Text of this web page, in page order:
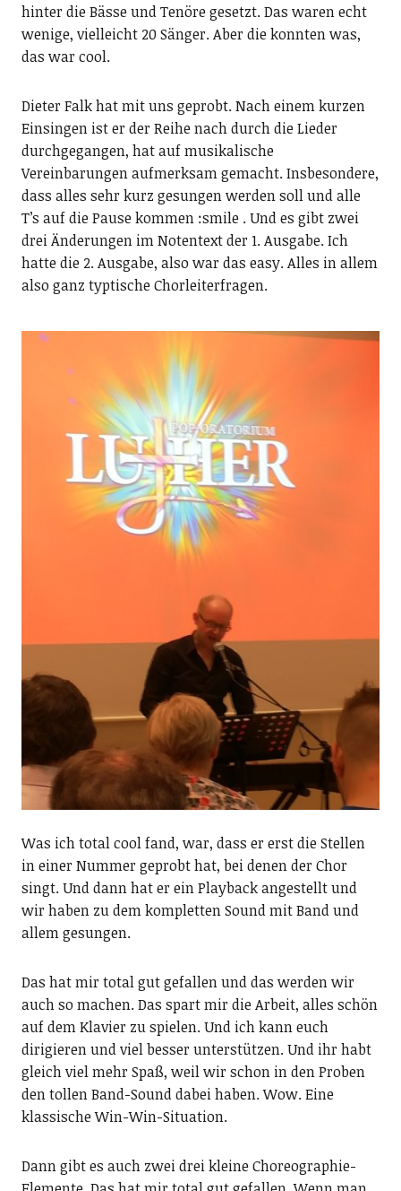
hinter die Bässe und Tenöre gesetzt. Das waren echt
wenige, vielleicht 20 Sänger. Aber die konnten was,
das war cool.
Dieter Falk hat mit uns geprobt. Nach einem kurzen
Einsingen ist er der Reihe nach durch die Lieder
durchgegangen, hat auf musikalische
Vereinbarungen aufmerksam gemacht. Insbesondere,
dass alles sehr kurz gesungen werden soll und alle
T’s auf die Pause kommen :smile . Und es gibt zwei
drei Änderungen im Notentext der 1. Ausgabe. Ich
hatte die 2. Ausgabe, also war das easy. Alles in allem
also ganz typtische Chorleiterfragen.
Was ich total cool fand, war, dass er erst die Stellen
in einer Nummer geprobt hat, bei denen der Chor
singt. Und dann hat er ein Playback angestellt und
wir haben zu dem kompletten Sound mit Band und
allem gesungen.
Das hat mir total gut gefallen und das werden wir
auch so machen. Das spart mir die Arbeit, alles schön
auf dem Klavier zu spielen. Und ich kann euch
dirigieren und viel besser unterstützen. Und ihr habt
gleich viel mehr Spaß, weil wir schon in den Proben
den tollen Band-Sound dabei haben. Wow. Eine
klassische Win-Win-Situation.
Dann gibt es auch zwei drei kleine Choreographie-